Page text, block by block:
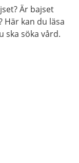
Är bajset
Här kan du läsa
ska söka vård.